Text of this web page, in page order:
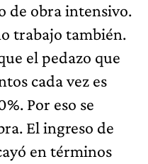
de obra intensivo.
trabajo también.
el pedazo que
cada vez es
Por eso se
El ingreso de
en términos